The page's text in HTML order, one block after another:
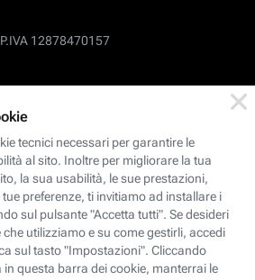
P.IVA 12878470157